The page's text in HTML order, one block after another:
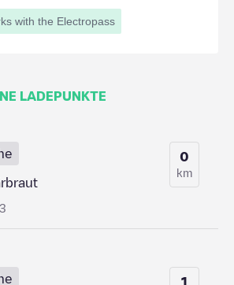
with the Electropass
LADEPUNKTE
0
km
1